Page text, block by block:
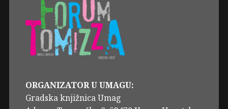
ORGANIZATOR U UMAGU:
Gradska knjižnica Umag